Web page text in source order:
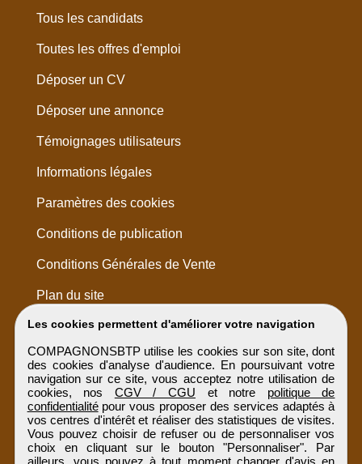
Les cookies permettent d'améliorer votre navigation
COMPAGNONSBTP utilise les cookies sur son site, dont
des cookies d'analyse d'audience. En poursuivant votre
navigation sur ce site, vous acceptez notre utilisation de
cookies, nos CGV / CGU et notre politique de
confidentialitépour vous proposer des services adaptés à
vos centres d'intérêt et réaliser des statistiques de visites.
Vous pouvez choisir de refuser ou de personnaliser vos
choix en cliquant sur le bouton "Personnaliser". Par
ailleurs, vous pouvez à tout moment changer d'avis en
Tous les candidats
Toutes les offres d'emploi
Déposer un CV
Déposer une annonce
Témoignages utilisateurs
Informations légales
Paramètres des cookies
Conditions de publication
Conditions Générales de Vente
Plan du site